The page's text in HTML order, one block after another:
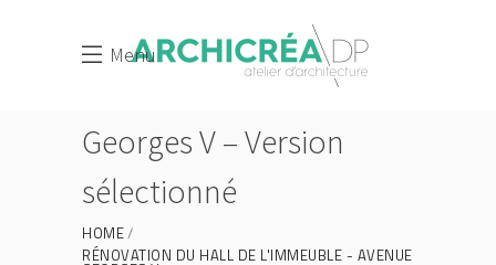
Menu
Georges V – Version
sélectionné
HOME
RÉNOVATION DU HALL DE L'IMMEUBLE - AVENUE